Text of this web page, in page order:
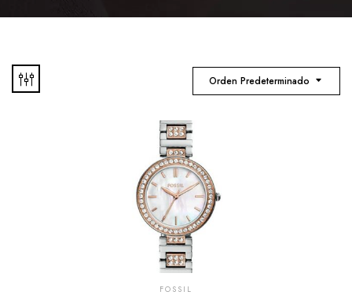
Orden Predeterminado
FOSSIL